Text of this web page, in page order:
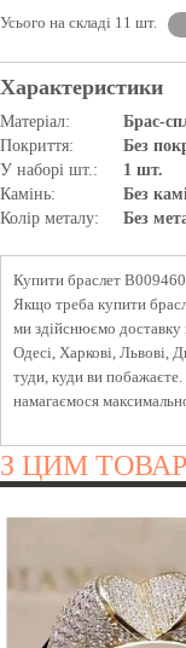
Усього на складі 11 шт.
Характеристики
Матеріал:
Брас-
Покриття:
Без
У наборі шт.:
1 шт.
Камінь:
Без
Колір металу:
Без
Купити браслет
Якщо треба купити
ми здійснюємо доставку
Одесі, Харкові, Львові,
туди, куди ви
намагаємося
З ЦИМ